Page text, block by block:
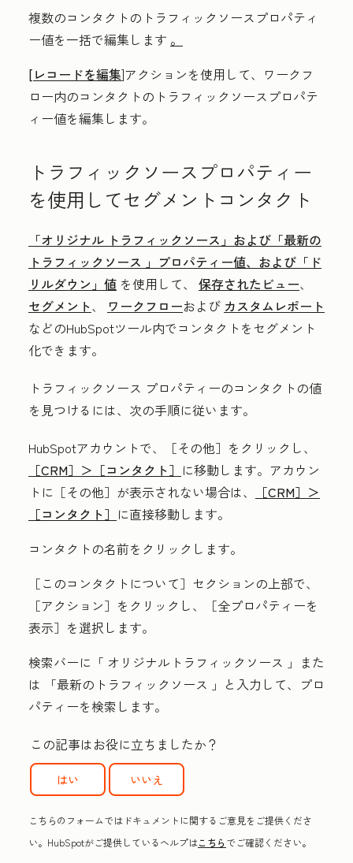
複数のコンタクトのトラフィックソースプロパティ
ー値を一括で編集します 。
[レコードを編集]アクションを使用して、ワークフ
ロー内のコンタクトのトラフィックソースプロパテ
ィー値を編集します。
トラフィックソースプロパティー
を使用してセグメントコンタクト
「オリジナル トラフィックソース」および「最新の
トラフィックソース 」プロパティー値、および「ド
リルダウン 」値 を使用して、 保存されたビュー、
セグメント、 ワークフローおよび カスタムレポート
などのHubSpotツール内でコンタクトをセグメント
化できます。
トラフィックソース プロパティーのコンタクトの値
を見つけるには、次の手順に従います。
HubSpotアカウントで、
［その他］をクリックし、
［CRM］＞ ［コンタクト］ に移動します。アカウン
トに ［その他］が表示されない場合は、
［CRM］＞
［コンタクト］ に直接移動します。
コンタクトの名前をクリックします。
［このコンタクトについて］ セクションの上部で、
［アクション］ をクリックし、
［全プロパティーを
表示］ を選択します。
検索バーに「 オリジナルトラフィックソース 」また
は
「最新のトラフィックソース 」と入力して、プロ
パティーを検索します。
この記事はお役に立ちましたか？
はい いいえ
こちらのフォームではドキュメントに関するご意見をご提供くださ
い。HubSpotがご提供しているヘルプはこちらでご確認ください。